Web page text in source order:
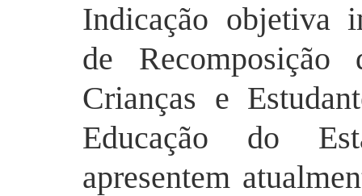
Indicação objetiva
de Recomposição
Crianças e
Educação do
apresentem